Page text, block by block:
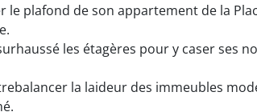
le plafond de son appartement de la
les étagères pour y caser ses
la laideur des immeubles